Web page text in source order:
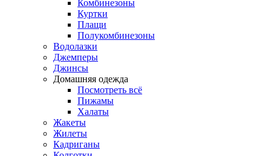
Комбинезоны
Куртки
Плащи
Полукомбинезоны
Водолазки
Джемперы
Джинсы
Домашняя одежда
Посмотреть всё
Пижамы
Халаты
Жакеты
Жилеты
Кадриганы